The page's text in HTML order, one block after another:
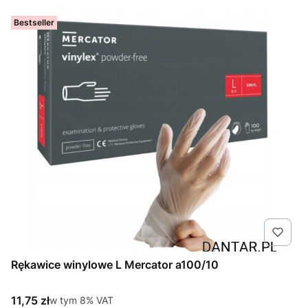
Bestseller
Rękawice winylowe L Mercator a100/10
Cena brutto
11,75 złw tym %s VAT
w tym 8% VAT